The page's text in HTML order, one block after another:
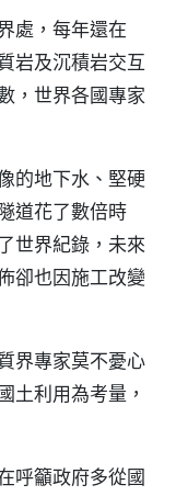
處，每年還在
岩及沉積岩交互
，世界各國專家
的地下水、堅硬
道花了數倍時
世界紀錄，未來
卻也因施工改變
界專家莫不憂心
土利用為考量，
呼籲政府多從國